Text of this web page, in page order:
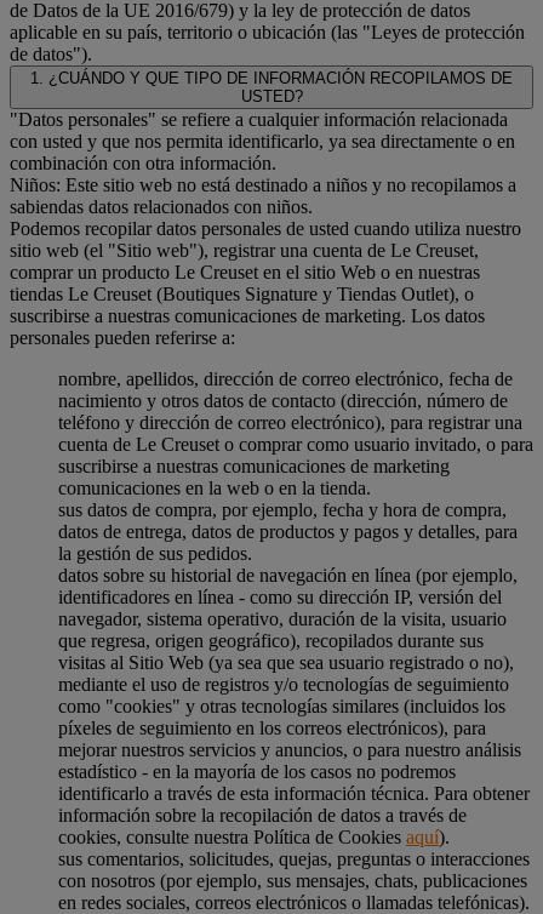
de Datos de la UE 2016/679) y la ley de protección de datos
aplicable en su país, territorio o ubicación (las "Leyes de protección
de datos").
1. ¿CUÁNDO Y QUE TIPO DE INFORMACIÓN RECOPILAMOS DE
USTED?
"Datos personales" se refiere a cualquier información relacionada
con usted y que nos permita identificarlo, ya sea directamente o en
combinación con otra información.
Niños: Este sitio web no está destinado a niños y no recopilamos a
sabiendas datos relacionados con niños.
Podemos recopilar datos personales de usted cuando utiliza nuestro
sitio web (el "Sitio web"), registrar una cuenta de Le Creuset,
comprar un producto Le Creuset en el sitio Web o en nuestras
tiendas Le Creuset (Boutiques Signature y Tiendas Outlet), o
suscribirse a nuestras comunicaciones de marketing. Los datos
personales pueden referirse a:
nombre, apellidos, dirección de correo electrónico, fecha de
nacimiento y otros datos de contacto (dirección, número de
teléfono y dirección de correo electrónico), para registrar una
cuenta de Le Creuset o comprar como usuario invitado, o para
suscribirse a nuestras comunicaciones de marketing
comunicaciones en la web o en la tienda.
sus datos de compra, por ejemplo, fecha y hora de compra,
datos de entrega, datos de productos y pagos y detalles, para
la gestión de sus pedidos.
datos sobre su historial de navegación en línea (por ejemplo,
identificadores en línea - como su dirección IP, versión del
navegador, sistema operativo, duración de la visita, usuario
que regresa, origen geográfico), recopilados durante sus
visitas al Sitio Web (ya sea que sea usuario registrado o no),
mediante el uso de registros y/o tecnologías de seguimiento
como "cookies" y otras tecnologías similares (incluidos los
píxeles de seguimiento en los correos electrónicos), para
mejorar nuestros servicios y anuncios, o para nuestro análisis
estadístico - en la mayoría de los casos no podremos
identificarlo a través de esta información técnica. Para obtener
información sobre la recopilación de datos a través de
cookies, consulte nuestra Política de Cookies aquí).
sus comentarios, solicitudes, quejas, preguntas o interacciones
con nosotros (por ejemplo, sus mensajes, chats, publicaciones
en redes sociales, correos electrónicos o llamadas telefónicas).